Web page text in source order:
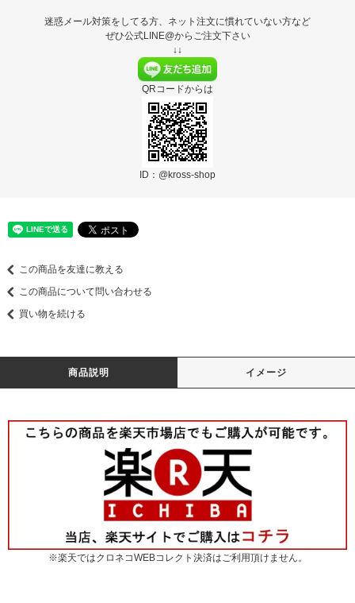
迷惑メール対策をしてる方、ネット注文に慣れていない方など
ぜひ公式LINE@からご注文下さい
↓↓
QRコードからは
ID：@kross-shop
この商品を友達に教える
この商品について問い合わせる
買い物を続ける
商品説明 イメージ
※楽天ではクロネコWEBコレクト決済はご利用頂けません。